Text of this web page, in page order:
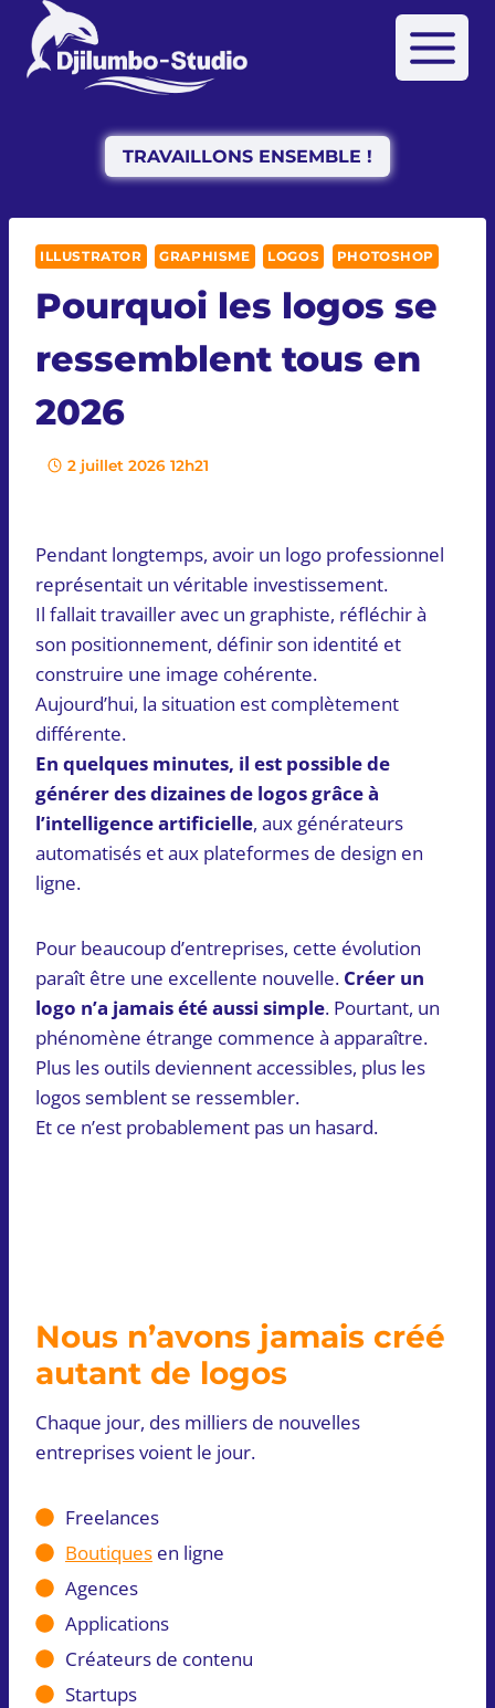
contenu
TRAVAILLONS ENSEMBLE !
ILLUSTRATOR GRAPHISME LOGOS PHOTOSHOP
Pourquoi les logos se
ressemblent tous en
2026
2 juillet 2026 12h21
Pendant longtemps, avoir un logo professionnel
représentait un véritable investissement.
Il fallait travailler avec un graphiste, réfléchir à
son positionnement, définir son identité et
construire une image cohérente.
Aujourd’hui, la situation est complètement
différente.
En quelques minutes, il est possible de
générer des dizaines de logos grâce à
l’intelligence artificielle, aux générateurs
automatisés et aux plateformes de design en
ligne.
Pour beaucoup d’entreprises, cette évolution
paraît être une excellente nouvelle. Créer un
logo n’a jamais été aussi simple. Pourtant, un
phénomène étrange commence à apparaître.
Plus les outils deviennent accessibles, plus les
logos semblent se ressembler.
Et ce n’est probablement pas un hasard.
Nous n’avons jamais créé
autant de logos
Chaque jour, des milliers de nouvelles
entreprises voient le jour.
Freelances
Boutiques en ligne
Agences
Applications
Créateurs de contenu
Startups